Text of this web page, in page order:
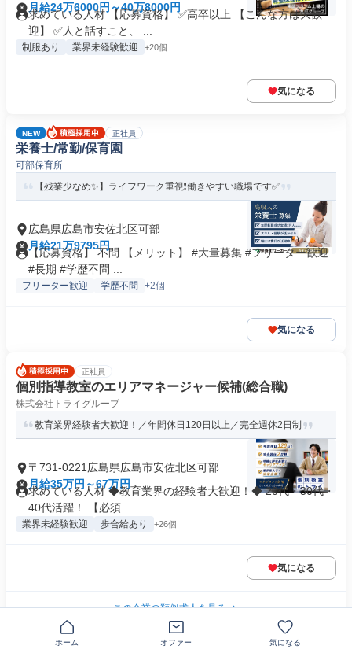
月給24万6000円～40万8000円
求めている人材 【応募資格】 ✅高卒以上 【こんな方は大歓
迎】 ✅人と話すこと、 ...
制服あり 業界未経験歓迎 +20個
気になる
NEW 正社員
栄養士/常勤/保育園
可部保育所
【残業少なめ✨】ライフワーク重視❗️働きやすい職場です✅️
広島県広島市安佐北区可部
月給21万9795円
【応募資格】 不問 【メリット】 #大量募集 #フリーター歓迎
#長期 #学歴不問 ...
フリーター歓迎 学歴不問 +2個
気になる
正社員
個別指導教室のエリアマネージャー候補(総合職)
株式会社トライグループ
教育業界経験者大歓迎！／年間休日120日以上／完全週休2日制
〒731-0221広島県広島市安佐北区可部
月給35万円～67万円
求めている人材 ◆教育業界の経験者大歓迎！◆ 20代・30代・
40代活躍！ 【必須...
業界未経験歓迎 歩合給あり +26個
気になる
この企業の類似求人を見る
ホーム オファー 気になる